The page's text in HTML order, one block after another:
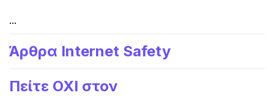
...
Άρθρα Internet Safety
Πείτε ΟΧΙ στον